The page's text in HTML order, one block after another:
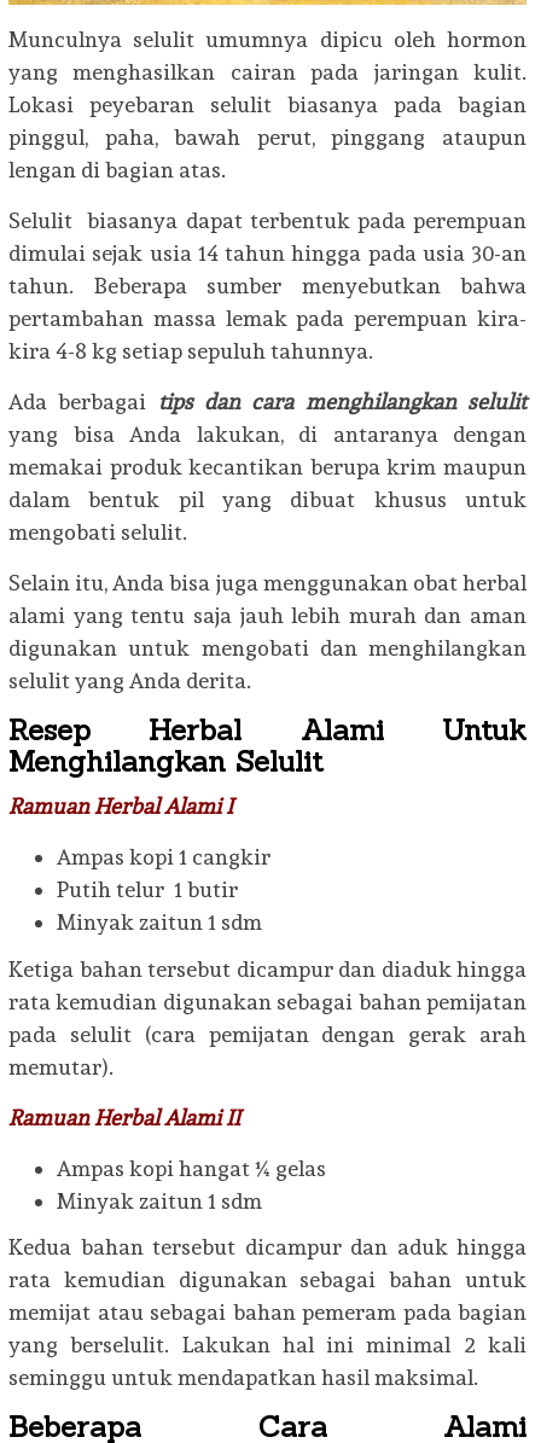
Munculnya selulit umumnya dipicu oleh hormon
yang menghasilkan cairan pada jaringan kulit.
Lokasi peyebaran selulit biasanya pada bagian
pinggul, paha, bawah perut, pinggang ataupun
lengan di bagian atas.
Selulit biasanya dapat terbentuk pada perempuan
dimulai sejak usia 14 tahun hingga pada usia 30-an
tahun. Beberapa sumber menyebutkan bahwa
pertambahan massa lemak pada perempuan kira-
kira 4-8 kg setiap sepuluh tahunnya.
Ada berbagai
tips dan cara menghilangkan selulit
yang bisa Anda lakukan, di antaranya dengan
memakai produk kecantikan berupa krim maupun
dalam bentuk pil yang dibuat khusus untuk
mengobati selulit.
Selain itu, Anda bisa juga menggunakan obat herbal
alami yang tentu saja jauh lebih murah dan aman
digunakan untuk mengobati dan menghilangkan
selulit yang Anda derita.
Resep Herbal Alami Untuk
Menghilangkan Selulit
Ramuan Herbal Alami I
Ampas kopi 1 cangkir
Putih telur 1 butir
Minyak zaitun 1 sdm
Ketiga bahan tersebut dicampur dan diaduk hingga
rata kemudian digunakan sebagai bahan pemijatan
pada selulit (cara pemijatan dengan gerak arah
memutar).
Ramuan Herbal Alami II
Ampas kopi hangat ¼ gelas
Minyak zaitun 1 sdm
Kedua bahan tersebut dicampur dan aduk hingga
rata kemudian digunakan sebagai bahan untuk
memijat atau sebagai bahan pemeram pada bagian
yang berselulit. Lakukan hal ini minimal 2 kali
seminggu untuk mendapatkan hasil maksimal.
Beberapa Cara Alami